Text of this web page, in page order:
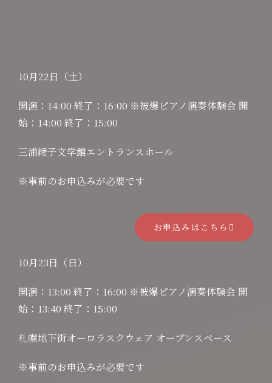
10月22日（土）
開演：14:00 終了：16:00 ※被爆ピアノ演奏体験会 開
始：14:00 終了：15:00
三浦綾子文学館エントランスホール
※事前のお申込みが必要です
お申込みはこちら
10月23日（日）
開演：13:00 終了：16:00 ※被爆ピアノ演奏体験会 開
始：13:40 終了：15:00
札幌地下街オーロラスクウェア オープンスペース
※事前のお申込みが必要です